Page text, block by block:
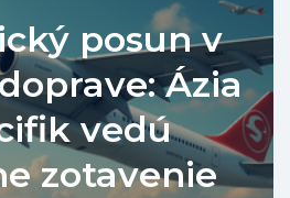
posun v
Ázia
vedú
zotavenie